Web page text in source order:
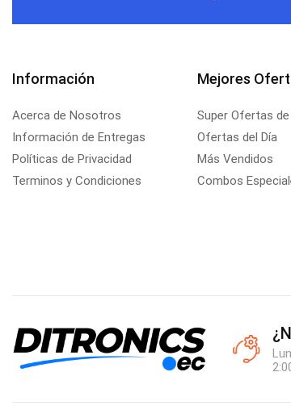
Información
Acerca de Nosotros
Información de Entregas
Políticas de Privacidad
Terminos y Condiciones
Mejores
Super Ofertas
Ofertas del Día
Más Vendidos
Combos